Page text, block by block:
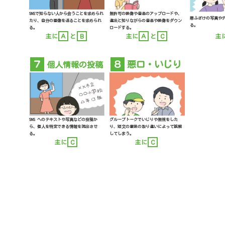
SNSで知らない人から会うことを求められ
たり、自分の画像を送ることを求められ
る。
主に Ａ と Ｂ
無許可の映像や音楽のアップロードや、
違法と知りながらの音楽や映像をダウン
ロードする。
主に Ａ と Ｃ
悪ふざけの写真や
る。
主
７ 個人情報の投稿
SNS へのテキストや写真などの投稿か
ら、個人を特定できる情報を流出させ
る。
主に Ｃ
８ 悪口・いじり
グループトークでいじりや無視をした
り、短文の意味の取り違いによって誤解
してしまう。
主に Ｃ